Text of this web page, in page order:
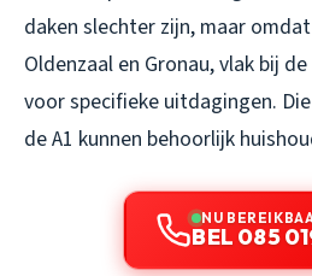
daken slechter zijn, maar
Oldenzaal en Gronau, vlak bij
voor specifieke uitdagingen.
de A1 kunnen behoorlijk
NU
BEL 085